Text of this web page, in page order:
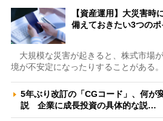
【資産運用】大災害時
備えておきたい3つの
大規模な災害が起きると、株式市場
境が不安定になったりすることがある
5年ぶり改訂の「CGコード」、何が
説 企業に成長投資の具体的な説…